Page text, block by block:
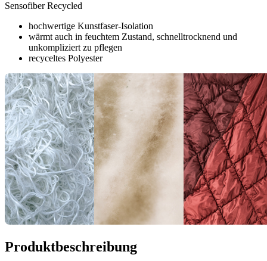
Sensofiber Recycled
hochwertige Kunstfaser-Isolation
wärmt auch in feuchtem Zustand, schnelltrocknend und
unkompliziert zu pflegen
recyceltes Polyester
Produktbeschreibung